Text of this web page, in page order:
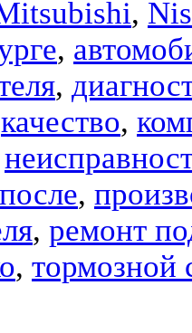
,
,
,
качество,
после,
, ремонт
, тормозной